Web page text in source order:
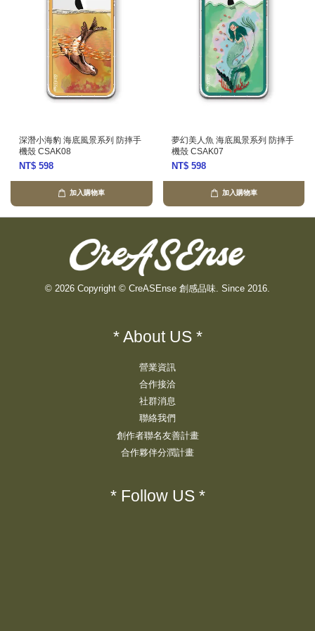
深潛小海豹 海底風景系列 防摔手
機殼 CSAK08
NT$ 598
加入購物車
夢幻美人魚 海底風景系列 防摔手
機殼 CSAK07
NT$ 598
加入購物車
© 2026 Copyright © CreASEnse 創感品味. Since 2016.
* About US *
營業資訊
合作接洽
社群消息
聯絡我們
創作者聯名友善計畫
合作夥伴分潤計畫
* Follow US *